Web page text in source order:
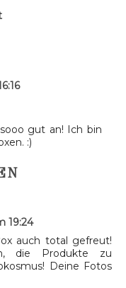
gut an! Ich bin
:)
19:24
auch total gefreut!
die Produkte zu
Deine Fotos